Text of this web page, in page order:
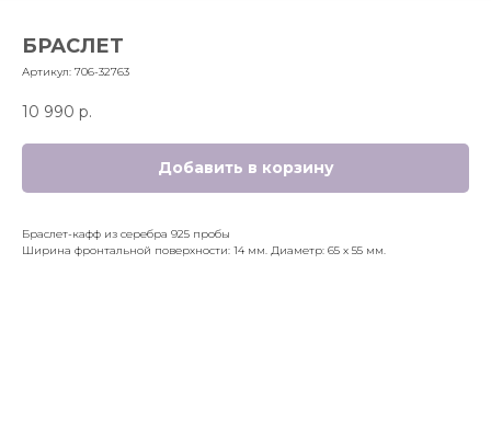
БРАСЛЕТ
Артикул: 706-32763
10 990 р.
Добавить в корзину
Браслет-кафф из серебра 925 пробы
Ширина фронтальной поверхности: 14 мм. Диаметр: 65 x 55 мм.